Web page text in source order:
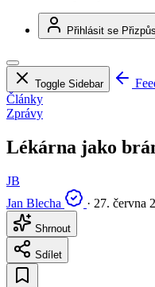
Přihlásit se
Toggle Sidebar
Články
Zprávy
Lékárna jako
JB
Jan Blecha
· 27. června
Shrnout
Sdílet